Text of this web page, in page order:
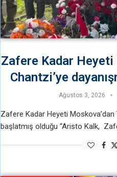
Zafere Kadar
Chantzi’ye
Ağustos 3, 2026
Zafere Kadar Heyeti
başlatmış olduğu “Aristo Kalk,
Mezarlığından devrimci şair Nazım